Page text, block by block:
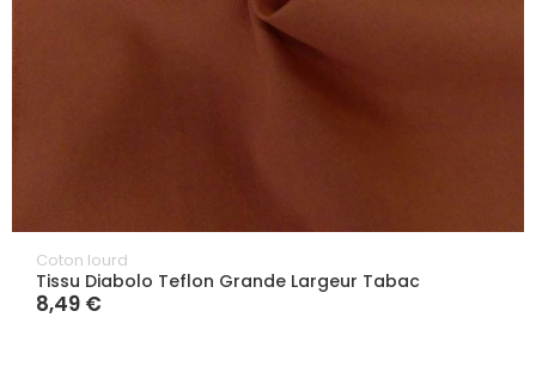
Coton lourd
Tissu Diabolo Teflon Grande Largeur Tabac
8,49 €